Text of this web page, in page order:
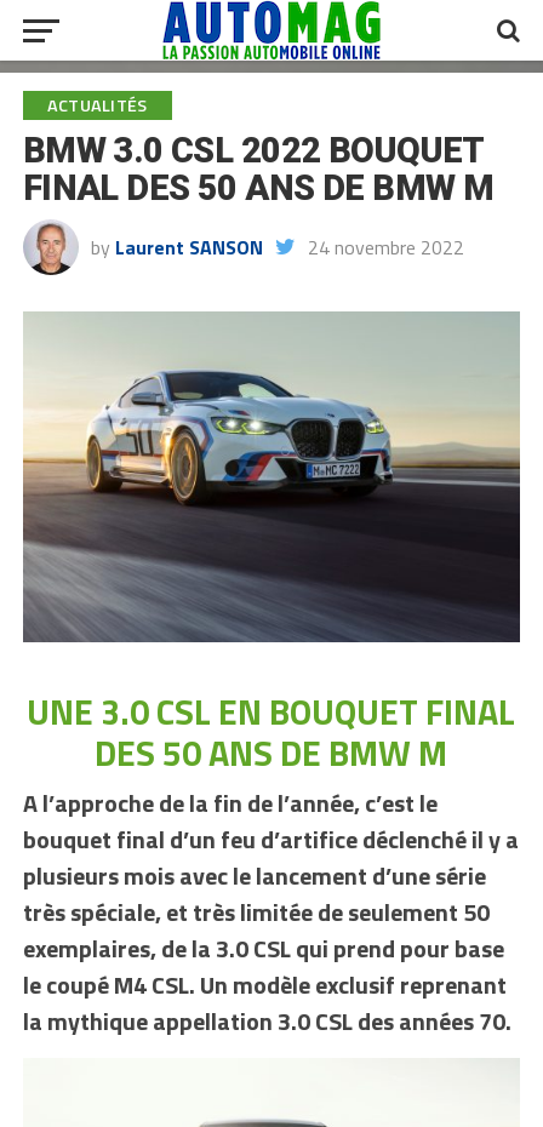
ACTUALITÉS
BMW 3.0 CSL 2022 BOUQUET
FINAL DES 50 ANS DE BMW M
by Laurent SANSON 24 novembre 2022
UNE 3.0 CSL EN BOUQUET FINAL
DES 50 ANS DE BMW M
A l’approche de la fin de l’année, c’est le
bouquet final d’un feu d’artifice déclenché il y a
plusieurs mois avec le lancement d’une série
très spéciale, et très limitée de seulement 50
exemplaires, de la 3.0 CSL qui prend pour base
le coupé M4 CSL. Un modèle exclusif reprenant
la mythique appellation 3.0 CSL des années 70.